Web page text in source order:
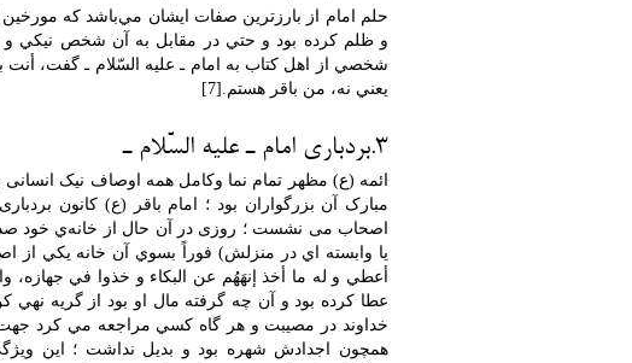
حلم امام از بارزترين صفات ايشان مي‌باشد كه
و ظلم كرده بود و حتي در مقابل به آن شخص نيكي و
شخصي از اهل كتاب به امام ـ عليه السّلام ـ گفت، أنت
يعني نه، من باقر هستم.[7]
3.بردباری امام ـ عليه السّلام ـ
ائمه (ع) مظهر تمام نما وکامل همه اوصاف نیک
مبارک آن بزرگواران بود ؛ امام باقر (ع) کانون
اصحاب می نشست ؛ روزی در آن حال از خانه‌ي خود
يا وابسته اي در منزلش) فوراً بسوي آن خانه يكي از
أعطي و له ما أخذ إنهَهُم عن البكاء و خذوا في جهازه،
عطا کرده بود و آن چه گرفته مال او بود از گريه نهي
خداوند در مصيبت و هر گاه کسي مراجعه مي کرد جهت
همچون اجدادش شهره بود و بديل نداشت ؛ این